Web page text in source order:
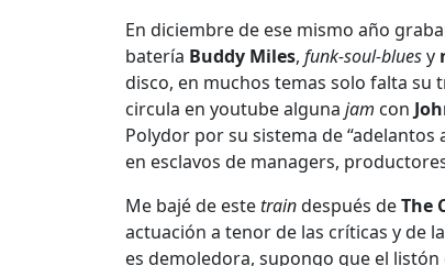
En diciembre de ese mismo año
batería Buddy Miles, funk-soul-bluesy
disco, en muchos temas solo falta su
circula en youtube alguna jam con
Polydor por su sistema de
en esclavos de managers,
Me bajé de estetraindespués deThe
actuación a tenor de las críticas y de
es demoledora, supongo que el